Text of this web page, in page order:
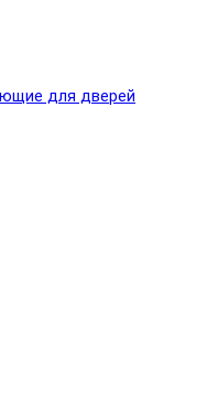
для дверей